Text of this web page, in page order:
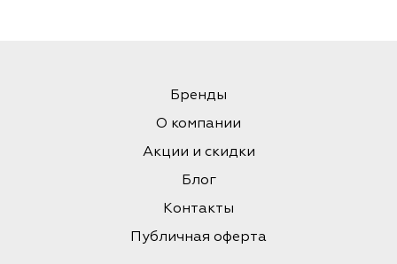
Бренды
О компании
Акции и скидки
Блог
Контакты
Публичная оферта